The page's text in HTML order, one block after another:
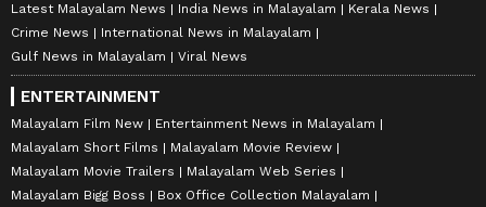
Latest Malayalam News
India News in Malayalam
Kerala News
Crime News
International News in Malayalam
Gulf News in Malayalam
Viral News
ENTERTAINMENT
Malayalam Film New
Entertainment News in Malayalam
Malayalam Short Films
Malayalam Movie Review
Malayalam Movie Trailers
Malayalam Web Series
Malayalam Bigg Boss
Box Office Collection Malayalam